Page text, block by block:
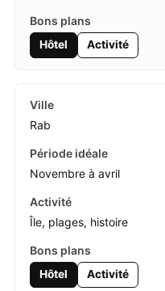
Hôtel Activité
Rab
Novembre à avril
Île, plages, histoire
Hôtel Activité